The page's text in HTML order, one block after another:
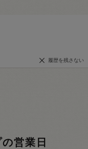
履歴を残さない
営業日